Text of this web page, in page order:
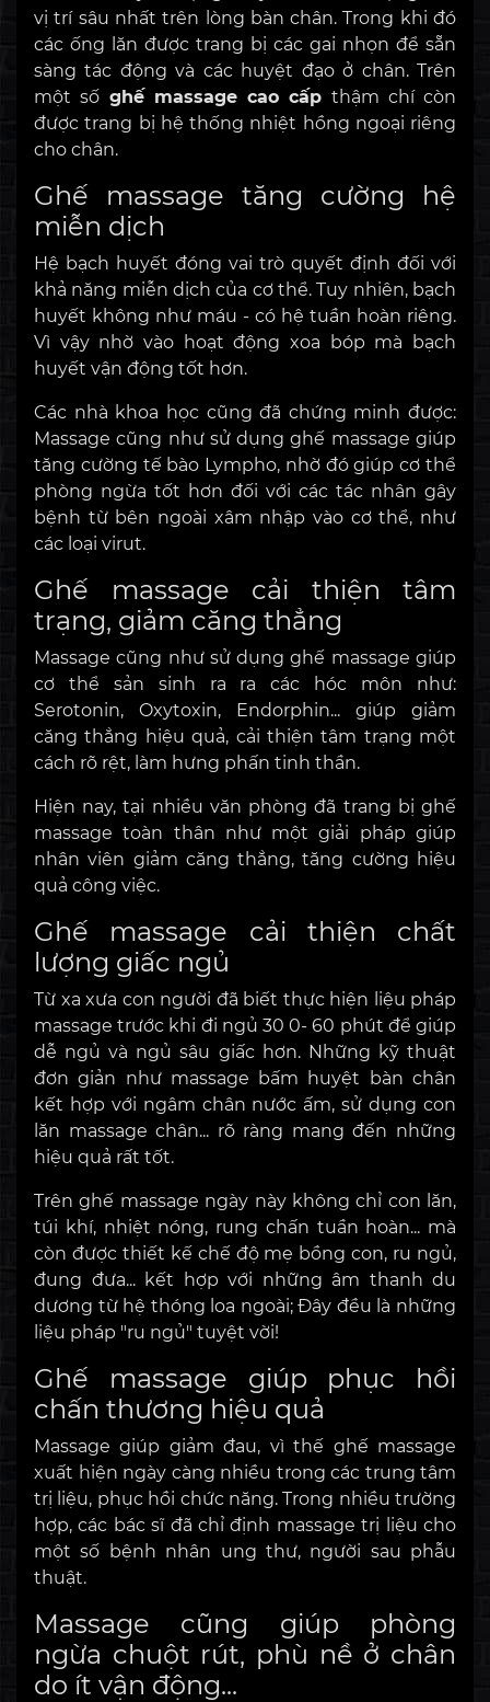
vị trí sâu nhất trên lòng bàn chân. Trong khi đó
các ống lăn được trang bị các gai nhọn để sẵn
sàng tác động và các huyệt đạo ở chân. Trên
một số ghế massage cao cấp thậm chí còn
được trang bị hệ thống nhiệt hồng ngoại riêng
cho chân.
Ghế massage tăng cường hệ
miễn dịch
Hệ bạch huyết đóng vai trò quyết định đối với
khả năng miễn dịch của cơ thể. Tuy nhiên, bạch
huyết không như máu - có hệ tuần hoàn riêng.
Vì vậy nhờ vào hoạt động xoa bóp mà bạch
huyết vận động tốt hơn.
Các nhà khoa học cũng đã chứng minh được:
Massage cũng như sử dụng ghế massage giúp
tăng cường tế bào Lympho, nhờ đó giúp cơ thể
phòng ngừa tốt hơn đối với các tác nhân gây
bệnh từ bên ngoài xâm nhập vào cơ thể, như
các loại virut.
Ghế massage cải thiện tâm
trạng, giảm căng thẳng
Massage cũng như sử dụng ghế massage giúp
cơ thể sản sinh ra ra các hóc môn như:
Serotonin, Oxytoxin, Endorphin... giúp giảm
căng thẳng hiệu quả, cải thiện tâm trạng một
cách rõ rệt, làm hưng phấn tinh thần.
Hiện nay, tại nhiều văn phòng đã trang bị ghế
massage toàn thân như một giải pháp giúp
nhân viên giảm căng thẳng, tăng cường hiệu
quả công việc.
Ghế massage cải thiện chất
lượng giấc ngủ
Từ xa xưa con người đã biết thực hiện liệu pháp
massage trước khi đi ngủ 30 0- 60 phút để giúp
dễ ngủ và ngủ sâu giấc hơn. Những kỹ thuật
đơn giản như massage bấm huyệt bàn chân
kết hợp với ngâm chân nước ấm, sử dụng con
lăn massage chân... rõ ràng mang đến những
hiệu quả rất tốt.
Trên ghế massage ngày này không chỉ con lăn,
túi khí, nhiệt nóng, rung chấn tuần hoàn... mà
còn được thiết kế chế độ mẹ bồng con, ru ngủ,
đung đưa... kết hợp với những âm thanh du
dương từ hệ thóng loa ngoài; Đây đều là những
liệu pháp "ru ngủ" tuyệt vời!
Ghế massage giúp phục hồi
chấn thương hiệu quả
Massage giúp giảm đau, vì thế ghế massage
xuất hiện ngày càng nhiều trong các trung tâm
trị liệu, phục hồi chức năng. Trong nhiều trường
hợp, các bác sĩ đã chỉ định massage trị liệu cho
một số bệnh nhân ung thư, người sau phẫu
thuật.
Massage cũng giúp phòng
ngừa chuột rút, phù nề ở chân
do ít vận động...